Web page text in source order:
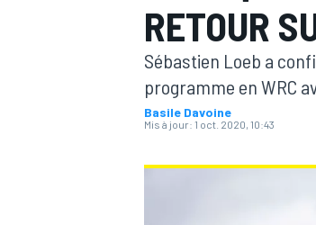
RETOUR
Sébastien Loeb a
programme en WRC
Basile Davoine
Mis à jour: 1 oct. 2020, 10:43